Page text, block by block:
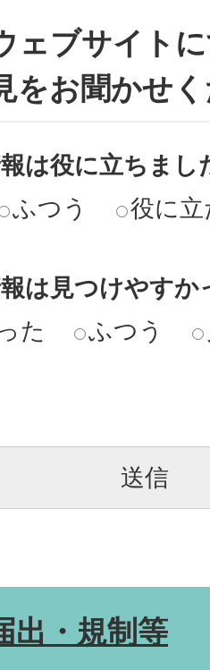
ェブサイト
をお聞かせ
は役に立ちまし
ふつう 役に
は見つけやすか
た
ふつう
出・規制等